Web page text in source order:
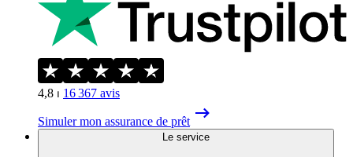
4,8 ⏐ 16 367 avis
Simuler mon assurance de prêt
Le service